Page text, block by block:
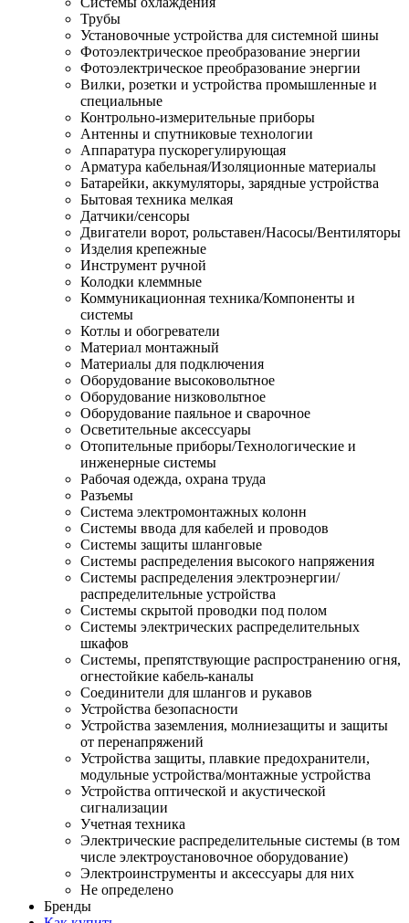
Трубы
Установочные устройства для системной шины
Фотоэлектрическое преобразование энергии
Фотоэлектрическое преобразование энергии
Вилки, розетки и устройства промышленные и
специальные
Контрольно-измерительные приборы
Антенны и спутниковые технологии
Аппаратура пускорегулирующая
Арматура кабельная/Изоляционные материалы
Батарейки, аккумуляторы, зарядные устройства
Бытовая техника мелкая
Датчики/сенсоры
Двигатели ворот, рольставен/Насосы/Вентиляторы
Изделия крепежные
Инструмент ручной
Колодки клеммные
Коммуникационная техника/Компоненты и
системы
Котлы и обогреватели
Материал монтажный
Материалы для подключения
Оборудование высоковольтное
Оборудование низковольтное
Оборудование паяльное и сварочное
Осветительные аксессуары
Отопительные приборы/Технологические и
инженерные системы
Рабочая одежда, охрана труда
Разъемы
Система электромонтажных колонн
Системы ввода для кабелей и проводов
Системы защиты шланговые
Системы распределения высокого напряжения
Системы распределения электроэнергии/
распределительные устройства
Системы скрытой проводки под полом
Системы электрических распределительных
шкафов
Системы, препятствующие распространению огня,
огнестойкие кабель-каналы
Соединители для шлангов и рукавов
Устройства безопасности
Устройства заземления, молниезащиты и защиты
от перенапряжений
Устройства защиты, плавкие предохранители,
модульные устройства/монтажные устройства
Устройства оптической и акустической
сигнализации
Учетная техника
Электрические распределительные системы (в том
числе электроустановочное оборудование)
Электроинструменты и аксессуары для них
Не определено
Бренды